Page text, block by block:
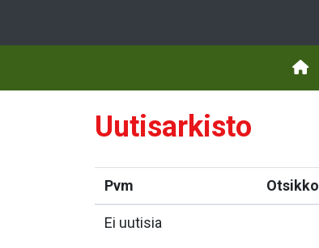
Uutisarkisto
Pvm Otsikko
Ei uutisia